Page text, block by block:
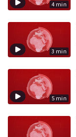
4 min
3 min
5 min